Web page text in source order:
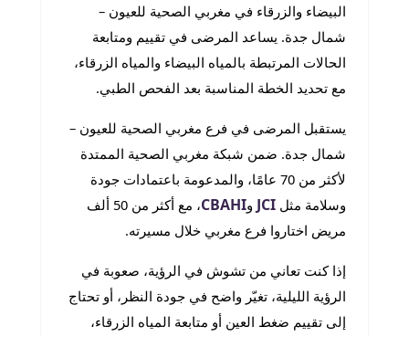
البيضاء والزرقاء في مغربي الصحية للعيون –
شمال جدة. يساعد المرضى في تقييم ومتابعة
الحالات المرتبطة بالمياه البيضاء والمياه الزرقاء،
مع تحديد الخطة المناسبة بعد الفحص الطبي.
يستقبل المرضى في فرع مغربي الصحية للعيون –
شمال جدة. ضمن شبكة مغربي الصحية الممتدة
لأكثر من 70 عامًا، والمدعومة باعتمادات جودة
وسلامة مثل JCI وCBAHI
، مع أكثر من 50 ألف
مريض اختاروا فرع مغربي خلال مسيرته.
إذا كنت تعاني من تشوش في الرؤية، صعوبة في
الرؤية الليلية، تغيّر واضح في جودة النظر، أو تحتاج
إلى تقييم ضغط العين أو متابعة المياه الزرقاء،